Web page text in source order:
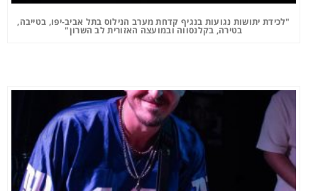
"לכידת יתושות נגועות בנגיף קדחת מערב הנילוס בתל אביב-יפו, בטייבה,
בטירה, בקלנסווה ובמועצה האזורית לב השרון"